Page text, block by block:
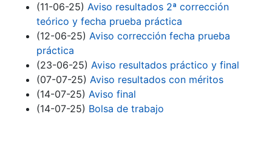
(11-06-25) Aviso resultados 2ª corrección
teórico y fecha prueba práctica
(12-06-25) Aviso corrección fecha prueba
práctica
(23-06-25) Aviso resultados práctico y final
(07-07-25) Aviso resultados con méritos
(14-07-25) Aviso final
(14-07-25) Bolsa de trabajo